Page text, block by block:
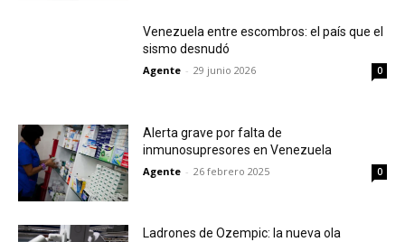
Venezuela entre escombros: el país que el
sismo desnudó
Agente - 29 junio 2026 0
Alerta grave por falta de
inmunosupresores en Venezuela
Agente - 26 febrero 2025 0
Ladrones de Ozempic: la nueva ola